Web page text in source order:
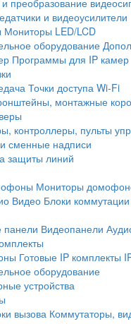
преобразование
и видеоусилители
Мониторы LED/LCD
оборудование
Программы для IP камер
Точки доступа Wi-Fi
монтажные
контроллеры, пульты
сменные надписи
защиты линий
Мониторы
Видео Блоки коммутации
Видеопанели
Готовые IP комплекты
оборудование
устройства
вызова Коммутаторы,